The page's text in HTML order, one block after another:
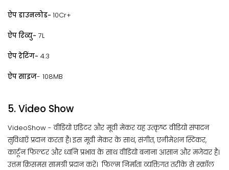
ऐप डाउनलोड- 10Cr+
ऐप रिव्यु- 7L
ऐप रेटिंग- 4.3
ऐप साइज- 108MB
5. Video Show
VideoShow - वीडियो एडिटर और मूवी मेकर यह उत्कृष्ट वीडियो संपादन
सुविधाएँ प्रदान करता है। इस मूवी मेकर के साथ, संगीत, एनीमेशन स्टिकर,
कार्टून फिल्टर और ध्वनि प्रभाव के साथ वीडियो बनाना आसान और मजेदार है।
उत्तम क्रिसमस सामग्री प्रदान करें। फिल्म निर्माता व्यक्तिगत तरीके से स्क्रॉल